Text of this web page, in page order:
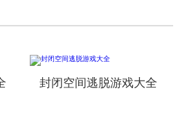
封闭空间逃脱游戏大全